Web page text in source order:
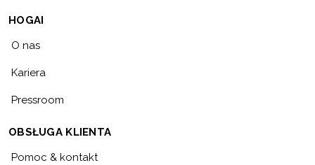
HOGAI
O nas
Kariera
Pressroom
OBSŁUGA KLIENTA
Pomoc & kontakt